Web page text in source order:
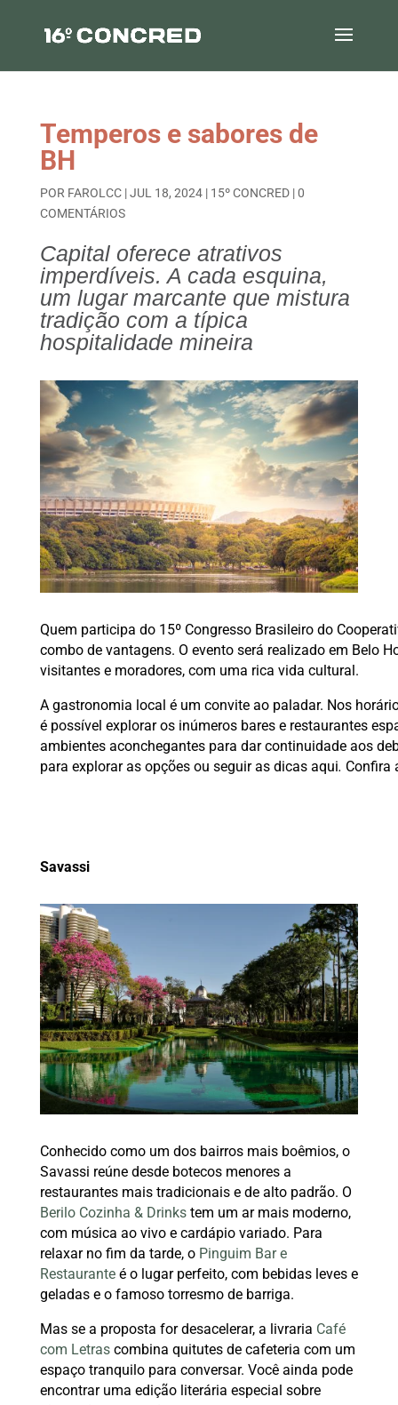
Temperos e sabores de
BH
POR FAROLCC|JUL 18, 2024| 15º CONCRED|0
COMENTÁRIOS
Capital oferece atrativos
imperdíveis. A cada esquina,
um lugar marcante que mistura
tradição com a típica
hospitalidade mineira
Quem participa do 15º Congresso Brasileiro do
combo de vantagens. O evento será realizado em Belo
visitantes e moradores, com uma rica vida cultural.
A gastronomia local é um convite ao paladar. Nos
é possível explorar os inúmeros bares e restaurantes
ambientes aconchegantes para dar continuidade aos
para explorar as opções ou seguir as dicas aqui. Confira
Savassi
Conhecido como um dos bairros mais boêmios, o
Savassi reúne desde botecos menores a
restaurantes mais tradicionais e de alto padrão. O
Berilo Cozinha & Drinkstem um ar mais moderno,
com música ao vivo e cardápio variado. Para
relaxar no fim da tarde, o Pinguim Bar e
Restauranteé o lugar perfeito, com bebidas leves e
geladas e o famoso torresmo de barriga.
Mas se a proposta for desacelerar, a livraria Café
com Letrascombina quitutes de cafeteria com um
espaço tranquilo para conversar. Você ainda pode
encontrar uma edição literária especial sobre